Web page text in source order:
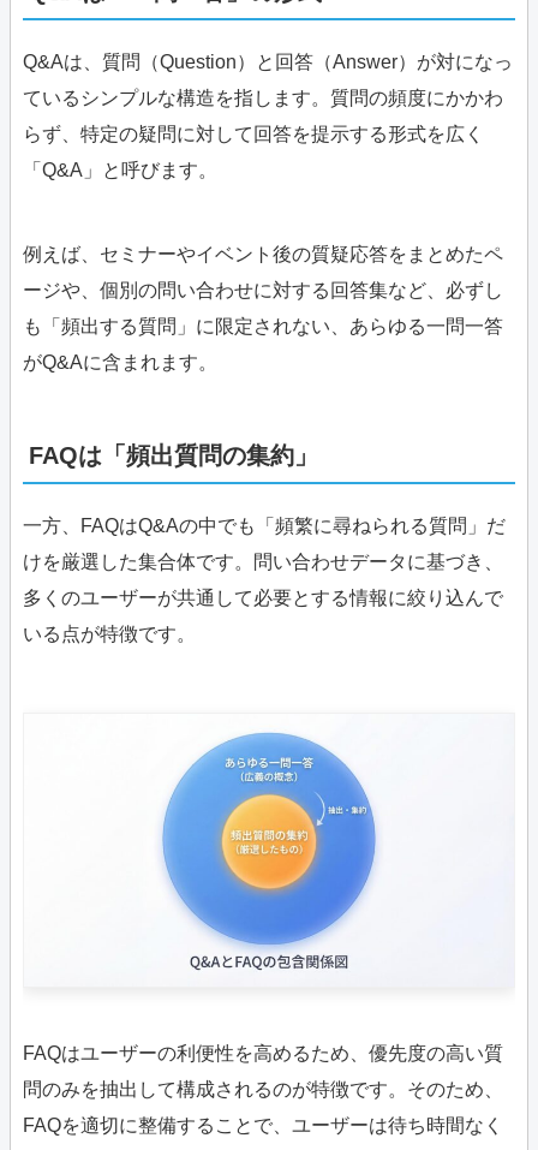
Q&Aは、質問（Question）と回答（Answer）が対になっ
ているシンプルな構造を指します。質問の頻度にかかわ
らず、特定の疑問に対して回答を提示する形式を広く
「Q&A」と呼びます。
例えば、セミナーやイベント後の質疑応答をまとめたペ
ージや、個別の問い合わせに対する回答集など、必ずし
も「頻出する質問」に限定されない、あらゆる一問一答
がQ&Aに含まれます。
FAQは「頻出質問の集約」
一方、FAQはQ&Aの中でも「頻繁に尋ねられる質問」だ
けを厳選した集合体です。問い合わせデータに基づき、
多くのユーザーが共通して必要とする情報に絞り込んで
いる点が特徴です。
FAQはユーザーの利便性を高めるため、優先度の高い質
問のみを抽出して構成されるのが特徴です。そのため、
FAQを適切に整備することで、ユーザーは待ち時間なく